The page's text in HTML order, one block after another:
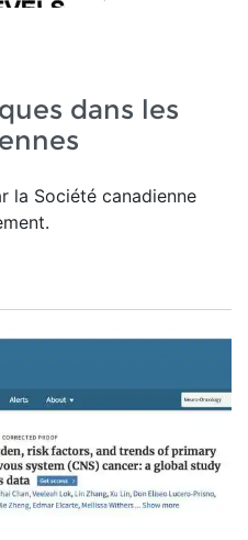
dans les
la Société canadienne